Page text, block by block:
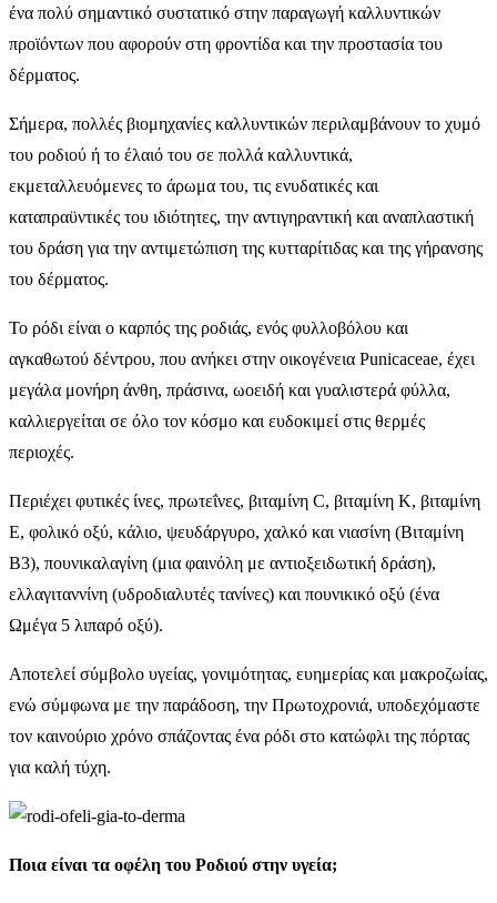
ένα πολύ σημαντικό συστατικό στην παραγωγή καλλυντικών
προϊόντων που αφορούν στη φροντίδα και την προστασία του
δέρματος.
Σήμερα, πολλές βιομηχανίες καλλυντικών περιλαμβάνουν το χυμό
του ροδιού ή το έλαιό του σε πολλά καλλυντικά,
εκμεταλλευόμενες το άρωμα του, τις ενυδατικές και
καταπραϋντικές του ιδιότητες, την αντιγηραντική και αναπλαστική
του δράση για την αντιμετώπιση της κυτταρίτιδας και της γήρανσης
του δέρματος.
Το ρόδι είναι ο καρπός της ροδιάς, ενός φυλλοβόλου και
αγκαθωτού δέντρου, που ανήκει στην οικογένεια Punicaceae, έχει
μεγάλα μονήρη άνθη, πράσινα, ωοειδή και γυαλιστερά φύλλα,
καλλιεργείται σε όλο τον κόσμο και ευδοκιμεί στις θερμές
περιοχές.
Περιέχει φυτικές ίνες, πρωτεΐνες, βιταμίνη C, βιταμίνη Κ, βιταμίνη
Ε, φολικό οξύ, κάλιο, ψευδάργυρο, χαλκό και νιασίνη (Βιταμίνη
Β3), πουνικαλαγίνη (μια φαινόλη με αντιοξειδωτική δράση),
ελλαγιταννίνη (υδροδιαλυτές τανίνες) και πουνικικό οξύ (ένα
Ωμέγα 5 λιπαρό οξύ).
Αποτελεί σύμβολο υγείας, γονιμότητας, ευημερίας και μακροζωίας,
ενώ σύμφωνα με την παράδοση, την Πρωτοχρονιά, υποδεχόμαστε
τον καινούριο χρόνο σπάζοντας ένα ρόδι στο κατώφλι της πόρτας
για καλή τύχη.
Ποια είναι τα οφέλη του Ροδιού στην υγεία;